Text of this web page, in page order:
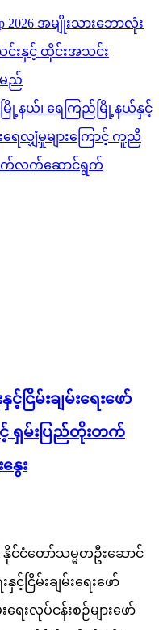
2026 အမျိုးသားဘောလုံး
င်းနှင့် ထိုင်းအသင်း
ည်
ြို့နယ်၊ ရေကြည်မြို့နယ်နှင့်
ေလျှံမှုများကြောင့် ကူညီ
က်လက်ဆောင်ရွက်
ြိမ်းချမ်းရေးဖော်
ရှမ်းပြည်တိုးတက်
ေး
နိုင်ငံတော်သမ္မတဦးဆောင်
ြိမ်းချမ်းရေးဖော်
းလုပ်ငန်းစဉ်များဖော်